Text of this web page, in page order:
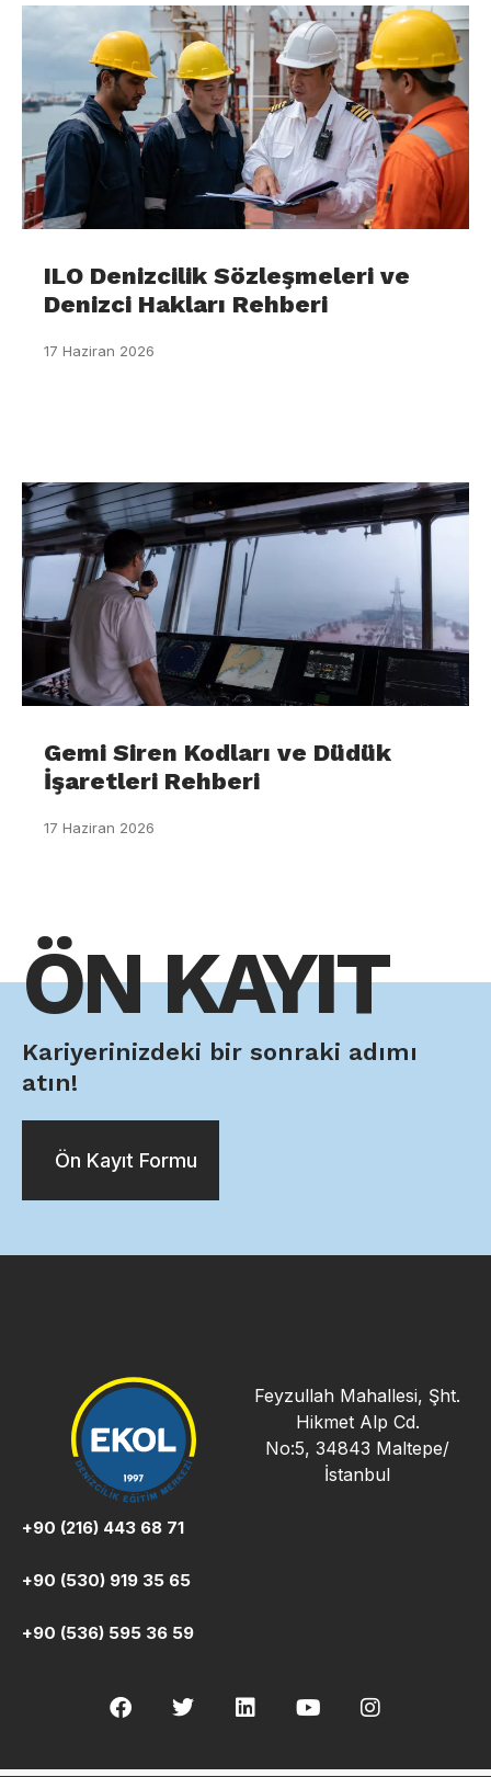
ILO Denizcilik Sözleşmeleri ve
Denizci Hakları Rehberi
17 Haziran 2026
Gemi Siren Kodları ve Düdük
İşaretleri Rehberi
17 Haziran 2026
ÖN KAYIT
Kariyerinizdeki bir sonraki adımı
atın!
Ön Kayıt Formu
Feyzullah Mahallesi, Şht.
Hikmet Alp Cd.
No:5, 34843 Maltepe/
İstanbul
+90 (216) 443 68 71
+90 (530) 919 35 65
+90 (536) 595 36 59